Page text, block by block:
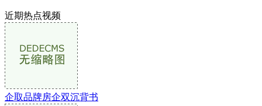
近期热点视频
企取品牌房企双沉背书